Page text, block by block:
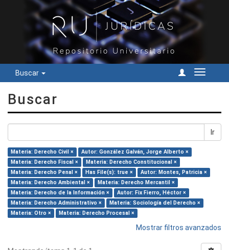
Buscar
Cambiar
Buscar
Ir
Materia: Derecho Civil ×
Autor: González Galván, Jorge Alberto ×
Materia: Derecho Fiscal ×
Materia: Derecho Constitucional ×
Materia: Derecho Penal ×
Has File(s): true ×
Autor: Montes, Patricia ×
Materia: Derecho Ambiental ×
Materia: Derecho Mercantil ×
Materia: Derecho de la Información ×
Autor: Fix Fierro, Héctor ×
Materia: Derecho Administrativo ×
Materia: Sociología del Derecho ×
Materia: Otro ×
Materia: Derecho Procesal ×
Mostrar filtros avanzados